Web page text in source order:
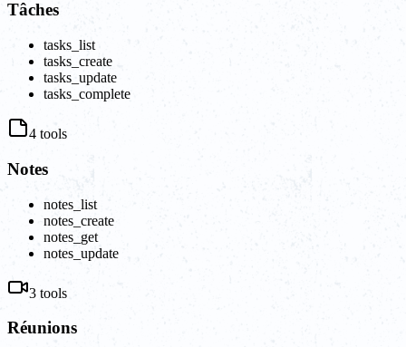
Tâches
tasks_list
tasks_create
tasks_update
tasks_complete
4 tools
Notes
notes_list
notes_create
notes_get
notes_update
3 tools
Réunions